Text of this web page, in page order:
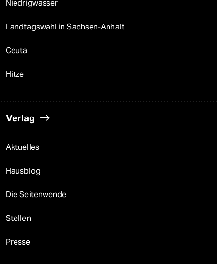
Niedrigwasser
Landtagswahl in Sachsen-Anhalt
Ceuta
Hitze
Verlag
Aktuelles
Hausblog
Die Seitenwende
Stellen
Presse